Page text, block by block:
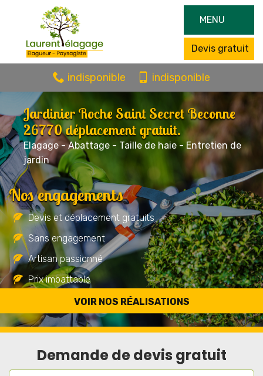
MENU
Devis gratuit
indisponible indisponible
Jardinier Roche Saint Secret Beconne
26770 déplacement gratuit.
Elagage - Abattage - Taille de haie - Entretien de
jardin
VOIR NOS RÉALISATIONS
Nos engagements
Devis et déplacement gratuits
Sans engagement
Artisan passionné
Prix imbattable
Travail de qualité
Demande de devis gratuit